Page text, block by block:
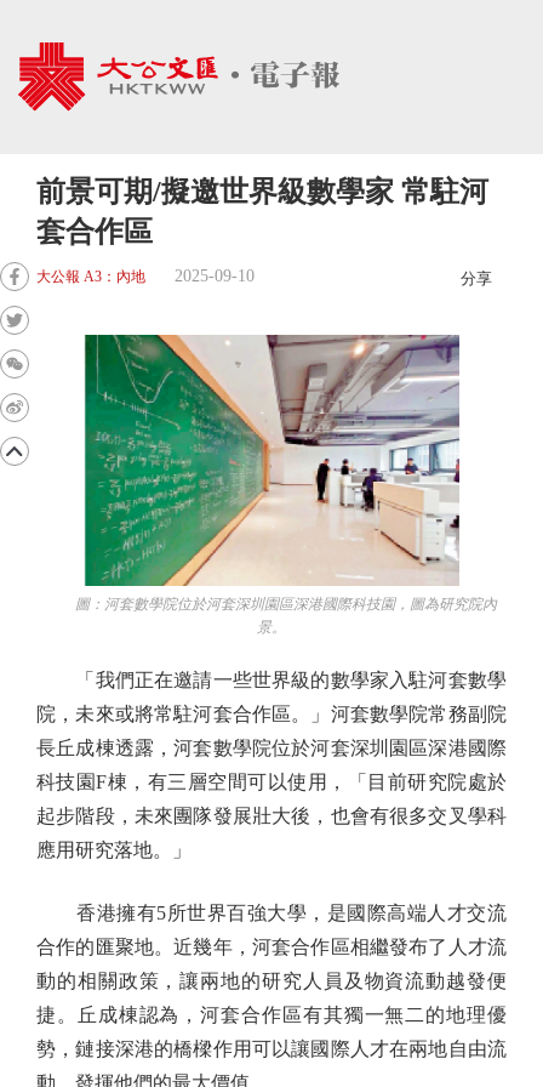
前景可期/擬邀世界級數學家 常駐河
套合作區
大公報 A3：內地 2025-09-10 分享
圖：河套數學院位於河套深圳園區深港國際科技園，圖為研究院內
景。
「我們正在邀請一些世界級的數學家入駐河套數學
院，未來或將常駐河套合作區。」河套數學院常務副院
長丘成棟透露，河套數學院位於河套深圳園區深港國際
科技園F棟，有三層空間可以使用，「目前研究院處於
起步階段，未來團隊發展壯大後，也會有很多交叉學科
應用研究落地。」
香港擁有5所世界百強大學，是國際高端人才交流
合作的匯聚地。近幾年，河套合作區相繼發布了人才流
動的相關政策，讓兩地的研究人員及物資流動越發便
捷。丘成棟認為，河套合作區有其獨一無二的地理優
勢，鏈接深港的橋樑作用可以讓國際人才在兩地自由流